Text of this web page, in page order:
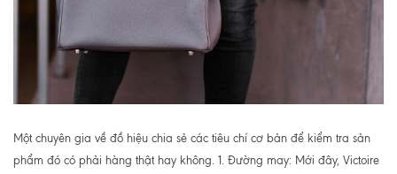
Một chuyên gia về đồ hiệu chia sẻ các tiêu chí cơ bản để kiểm tra sản
phẩm đó có phải hàng thật hay không. 1. Đường may: Mới đây, Victoire